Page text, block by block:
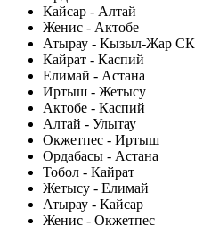
Кайсар - Алтай
Женис - Актобе
Атырау - Кызыл-Жар СК
Кайрат - Каспий
Елимай - Астана
Иртыш - Жетысу
Актобе - Каспий
Алтай - Улытау
Окжетпес - Иртыш
Ордабасы - Астана
Тобол - Кайрат
Жетысу - Елимай
Атырау - Кайсар
Женис - Окжетпес